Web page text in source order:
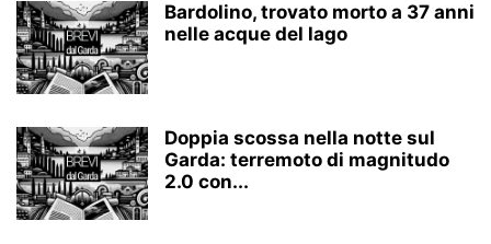
Bardolino, trovato morto a 37 anni
nelle acque del lago
Doppia scossa nella notte sul
Garda: terremoto di magnitudo
2.0 con...